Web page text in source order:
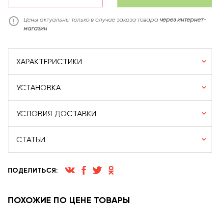
Цены актуальны только в случае заказа товара через интернет-
магазин
ХАРАКТЕРИСТИКИ
УСТАНОВКА
УСЛОВИЯ ДОСТАВКИ
СТАТЬИ
ПОДЕЛИТЬСЯ:
ПОХОЖИЕ ПО ЦЕНЕ ТОВАРЫ